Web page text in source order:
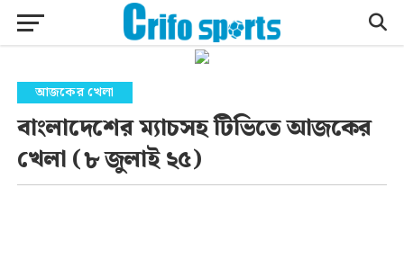
আজকের খেলা
বাংলাদেশের ম্যাচসহ টিভিতে আজকের
খেলা (৮ জুলাই ২৫)